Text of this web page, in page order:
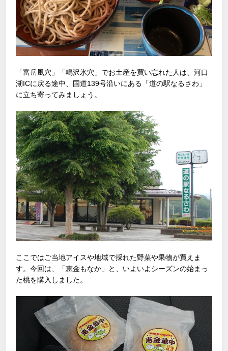
「富岳風穴」「鳴沢氷穴」でお土産を買い忘れた人は、河口
湖ICに戻る途中、国道139号沿いにある「道の駅なるさわ」
に立ち寄ってみましょう。
ここではご当地アイスや地域で採れた野菜や果物が買えま
す。今回は、「恵金もなか」と、いよいよシーズンの始まっ
た桃を購入しました。